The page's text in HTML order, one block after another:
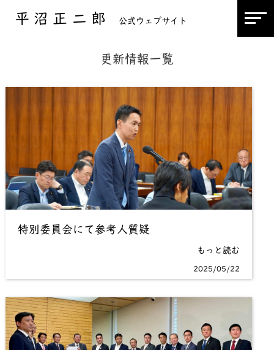
平沼正二郎 公式ウェブサイト
更新情報一覧
特別委員会にて参考人質疑
もっと読む
2025/05/22